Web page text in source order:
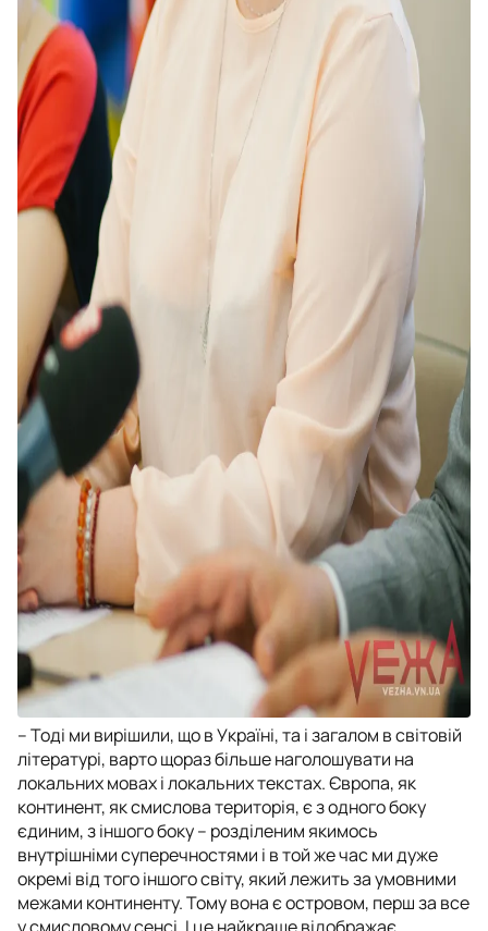
– Тоді ми вирішили, що в Україні, та і загалом в світовій
літературі, варто щораз більше наголошувати на
локальних мовах і локальних текстах. Європа, як
континент, як смислова територія, є з одного боку
єдиним, з іншого боку – розділеним якимось
внутрішніми суперечностями і в той же час ми дуже
окремі від того іншого світу, який лежить за умовними
межами континенту. Тому вона є островом, перш за все